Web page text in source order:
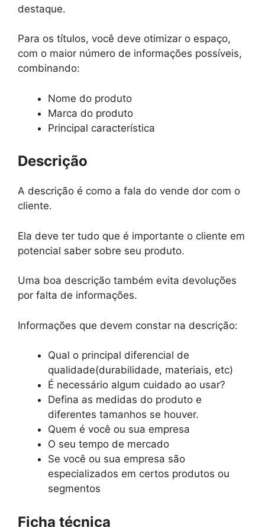
destaque.
Para os títulos, você deve otimizar o espaço,
com o maior número de informações possíveis,
combinando:
Nome do produto
Marca do produto
Principal característica
Descrição
A descrição é como a fala do vende dor com o
cliente.
Ela deve ter tudo que é importante o cliente em
potencial saber sobre seu produto.
Uma boa descrição também evita devoluções
por falta de informações.
Informações que devem constar na descrição:
Qual o principal diferencial de
qualidade(durabilidade, materiais, etc)
É necessário algum cuidado ao usar?
Defina as medidas do produto e
diferentes tamanhos se houver.
Quem é você ou sua empresa
O seu tempo de mercado
Se você ou sua empresa são
especializados em certos produtos ou
segmentos
Ficha técnica